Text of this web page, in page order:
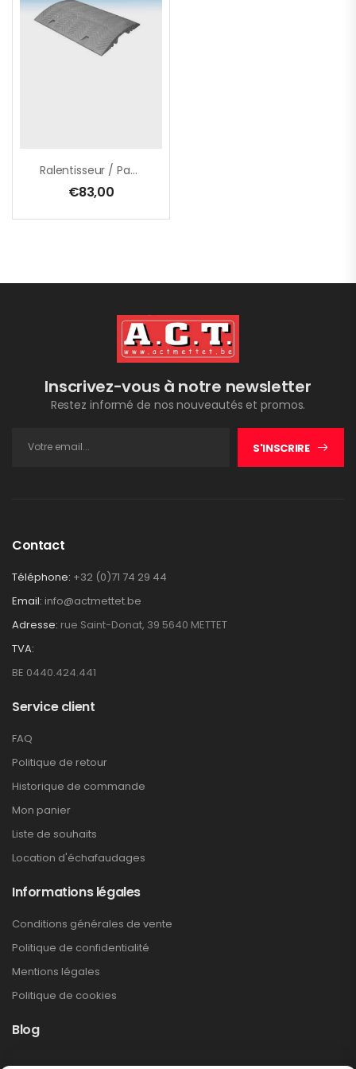
Ralentisseur / Passage De Câbles
€83,00
Inscrivez-vous à notre newsletter
Restez informé de nos nouveautés et promos.
S'INSCRIRE
Contact
Téléphone: +32 (0)71 74 29 44
Email: info@actmettet.be
Adresse: rue Saint-Donat, 39 5640 METTET
TVA:
BE 0440.424.441
Service client
FAQ
Politique de retour
Historique de commande
Mon panier
Liste de souhaits
Location d'échafaudages
Informations légales
Conditions générales de vente
Politique de confidentialité
Mentions légales
Politique de cookies
Blog